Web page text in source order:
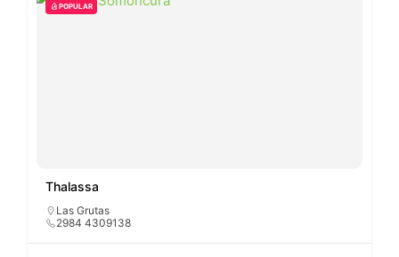
POPULAR
Thalassa
Las Grutas
2984 4309138